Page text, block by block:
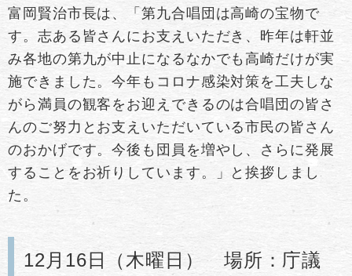
富岡賢治市長は、「第九合唱団は高崎の宝物で
す。志ある皆さんにお支えいただき、昨年は軒並
み各地の第九が中止になるなかでも高崎だけが実
施できました。今年もコロナ感染対策を工夫しな
がら満員の観客をお迎えできるのは合唱団の皆さ
んのご努力とお支えいただいている市民の皆さん
のおかげです。今後も団員を増やし、さらに発展
することをお祈りしています。」と挨拶しまし
た。
12月16日（木曜日） 場所：庁議